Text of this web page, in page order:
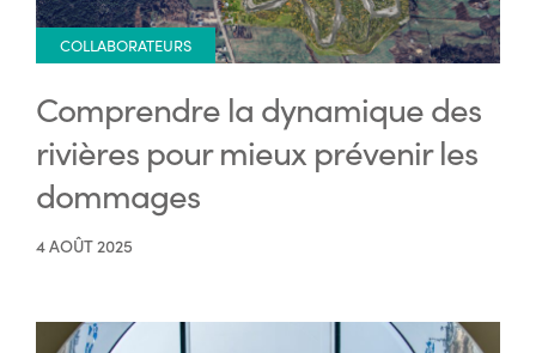
COLLABORATEURS
Comprendre la dynamique des
rivières pour mieux prévenir les
dommages
4 AOÛT 2025